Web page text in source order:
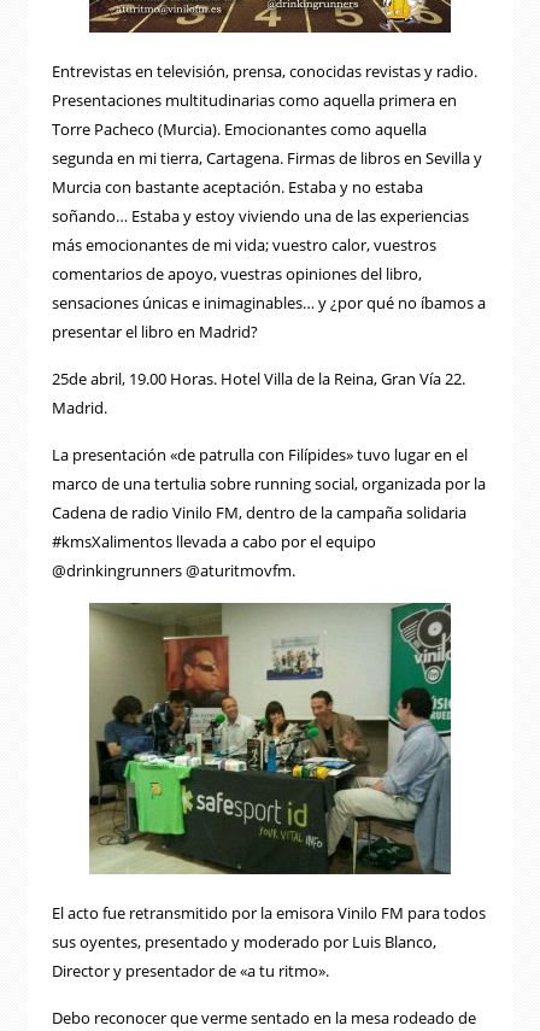
Entrevistas en televisión, prensa, conocidas revistas y radio.
Presentaciones multitudinarias como aquella primera en
Torre Pacheco (Murcia). Emocionantes como aquella
segunda en mi tierra, Cartagena. Firmas de libros en Sevilla y
Murcia con bastante aceptación. Estaba y no estaba
soñando… Estaba y estoy viviendo una de las experiencias
más emocionantes de mi vida; vuestro calor, vuestros
comentarios de apoyo, vuestras opiniones del libro,
sensaciones únicas e inimaginables… y ¿por qué no íbamos a
presentar el libro en Madrid?
25de abril, 19.00 Horas. Hotel Villa de la Reina, Gran Vía 22.
Madrid.
La presentación «de patrulla con Filípides» tuvo lugar en el
marco de una tertulia sobre running social, organizada por la
Cadena de radio Vinilo FM, dentro de la campaña solidaria
#kmsXalimentos llevada a cabo por el equipo
@drinkingrunners @aturitmovfm.
El acto fue retransmitido por la emisora Vinilo FM para todos
sus oyentes, presentado y moderado por Luis Blanco,
Director y presentador de «a tu ritmo».
Debo reconocer que verme sentado en la mesa rodeado de